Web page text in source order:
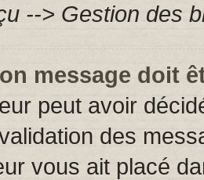
--> Gestion des
message doit
peut avoir
des
vous ait placé